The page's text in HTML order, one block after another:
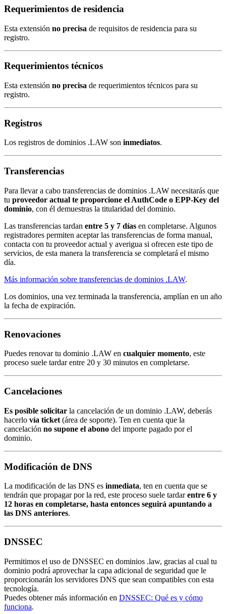
Requerimientos de residencia
Esta extensión no precisa de requisitos de residencia para su
registro.
Requerimientos técnicos
Esta extensión no precisa de requerimientos técnicos para su
registro.
Registros
Los registros de dominios .LAW son inmediatos.
Transferencias
Para llevar a cabo transferencias de dominios .LAW necesitarás que
tu proveedor actual te proporcione el AuthCode o EPP-Key del
dominio, con él demuestras la titularidad del dominio.
Las transferencias tardan entre 5 y 7 días en completarse. Algunos
registradores permiten aceptar las transferencias de forma manual,
contacta con tu proveedor actual y averigua si ofrecen este tipo de
servicios, de esta manera la transferencia se completará el mismo
día.
Más información sobre transferencias de dominios .LAW.
Los dominios, una vez terminada la transferencia, amplían en un año
la fecha de expiración.
Renovaciones
Puedes renovar tu dominio .LAW en cualquier momento, este
proceso suele tardar entre 20 y 30 minutos en completarse.
Cancelaciones
Es posible solicitar la cancelación de un dominio .LAW, deberás
hacerlo vía ticket (área de soporte). Ten en cuenta que la
cancelación no supone el abono del importe pagado por el
dominio.
Modificación de DNS
La modificación de las DNS es inmediata, ten en cuenta que se
tendrán que propagar por la red, este proceso suele tardarentre 6 y
12 horas en completarse, hasta entonces seguirá apuntando a
las DNS anteriores.
DNSSEC
Permitimos el uso de DNSSEC en dominios .law, gracias al cual tu
dominio podrá aprovechar la capa adicional de seguridad que le
proporcionarán los servidores DNS que sean compatibles con esta
tecnología.
Puedes obtener más información en DNSSEC: Qué es y cómo
funciona.